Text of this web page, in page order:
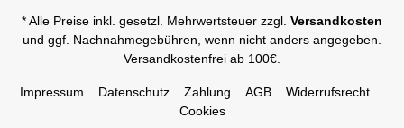
* Alle Preise inkl. gesetzl. Mehrwertsteuer zzgl. Versandkosten
und ggf. Nachnahmegebühren, wenn nicht anders angegeben.
Versandkostenfrei ab 100€.
Impressum Datenschutz Zahlung AGB
Widerrufsrecht
Cookies